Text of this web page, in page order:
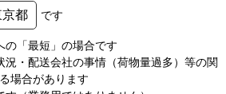
京都 です
の「最短」の場合です
況・配送会社の事情（荷物量過多）等の関
場合があります